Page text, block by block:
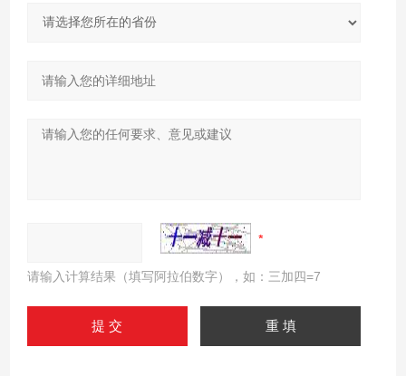
请输入计算结果（填写阿拉伯数字），如：三加四=7